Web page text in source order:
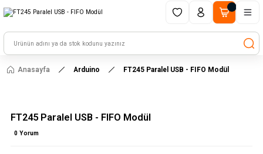
HAYAL ET - TASARLA - ÇALIŞTIR
Anasayfa Arduino FT245 Paralel USB - FIFO Modül
FT245 Paralel USB - FIFO Modül
0 Yorum